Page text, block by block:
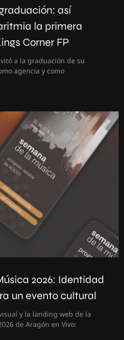
así
la primera
Corner FP
a la graduación de su
agencia y como
2026: Identidad
un evento cultural
y la landing web de la
de Aragón en Vivo: